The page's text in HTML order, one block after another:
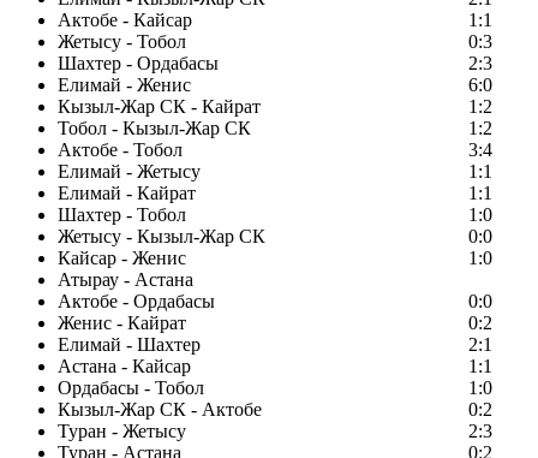
Актобе - Кайсар
1:1
Жетысу - Тобол
0:3
Шахтер - Ордабасы
2:3
Елимай - Женис
6:0
Кызыл-Жар СК - Кайрат
1:2
Тобол - Кызыл-Жар СК
1:2
Актобе - Тобол
3:4
Елимай - Жетысу
1:1
Елимай - Кайрат
1:1
Шахтер - Тобол
1:0
Жетысу - Кызыл-Жар СК
0:0
Кайсар - Женис
1:0
Атырау - Астана
Актобе - Ордабасы
0:0
Женис - Кайрат
0:2
Елимай - Шахтер
2:1
Астана - Кайсар
1:1
Ордабасы - Тобол
1:0
Кызыл-Жар СК - Актобе
0:2
Туран - Жетысу
2:3
Туран - Астана
0:2